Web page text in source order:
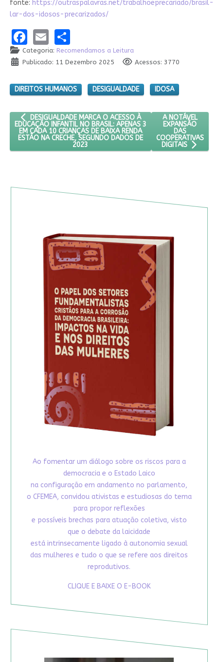
fonte: https://outraspalavras.net/trabalhoeprecariado/brasil-
lar-dos-idosos-precarizados/
Facebook
EmailShare
Categoria: Recomendamos a Leitura
Publicado: 11 Dezembro 2025
Acessos: 3770
DIREITOS HUMANOS DESIGUALDADE IDOSA
ARTIGO ANTERIOR: DESIGUALDADE MARCA O ACESSO À
DESIGUALDADE MARCA O ACESSO À
EDUCAÇÃO INFANTIL NO BRASIL: APENAS 3
EM CADA 10 CRIANÇAS DE BAIXA RENDA
ESTÃO NA CRECHE, SEGUNDO DADOS DE
2023
PRÓXIMO
A NOTÁVEL
EXPANSÃO
DAS
COOPERATIVAS
DIGITAIS
Ao fomentar um diálogo sobre os riscos para a
democracia e o Estado Laico
na configuração em andamento no parlamento,
o CFEMEA, convidou ativistas e estudiosas do tema
para propor reflexões
e possíveis brechas para atuação coletiva, visto
que o debate da laicidade
está intrinsecamente ligado à autonomia sexual
das mulheres e tudo o que se refere aos direitos
reprodutivos.
CLIQUE E BAIXE O E-BOOK